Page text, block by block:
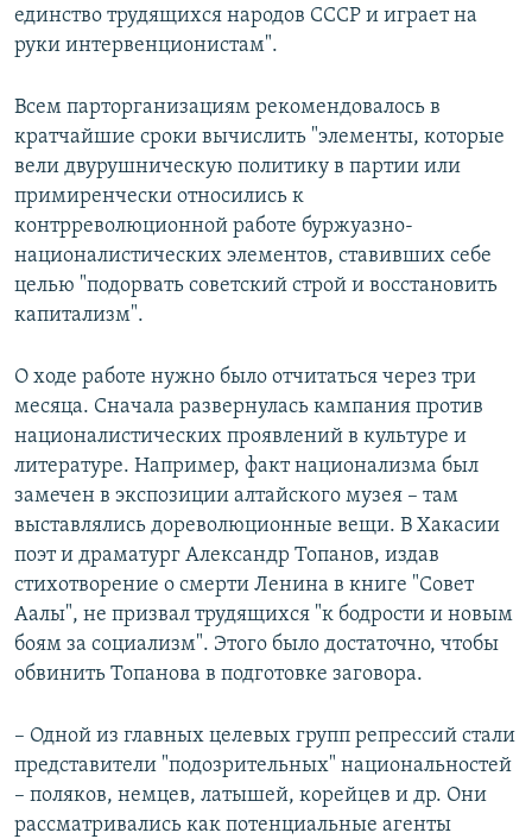
единство трудящихся народов СССР и играет на
руки интервенционистам".
Всем парторганизациям рекомендовалось в
кратчайшие сроки вычислить "элементы, которые
вели двурушническую политику в партии или
примиренчески относились к
контрреволюционной работе буржуазно-
националистических элементов, ставивших себе
целью "подорвать советский строй и восстановить
капитализм".
О ходе работе нужно было отчитаться через три
месяца. Сначала развернулась кампания против
националистических проявлений в культуре и
литературе. Например, факт национализма был
замечен в экспозиции алтайского музея – там
выставлялись дореволюционные вещи. В Хакасии
поэт и драматург Александр Топанов, издав
стихотворение о смерти Ленина в книге "Совет
Аалы", не призвал трудящихся "к бодрости и новым
боям за социализм". Этого было достаточно, чтобы
обвинить Топанова в подготовке заговора.
– Одной из главных целевых групп репрессий стали
представители "подозрительных" национальностей
– поляков, немцев, латышей, корейцев и др. Они
рассматривались как потенциальные агенты